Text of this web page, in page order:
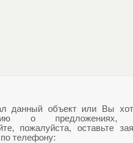
данный объект или Вы
о предложениях,
пожалуйста, оставьте
телефону: